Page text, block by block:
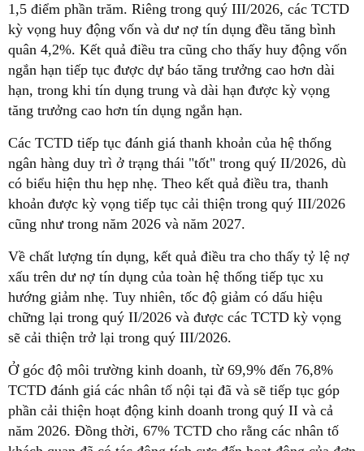
1,5 điểm phần trăm. Riêng trong quý III/2026, các TCTD
kỳ vọng huy động vốn và dư nợ tín dụng đều tăng bình
quân 4,2%. Kết quả điều tra cũng cho thấy huy động vốn
ngắn hạn tiếp tục được dự báo tăng trưởng cao hơn dài
hạn, trong khi tín dụng trung và dài hạn được kỳ vọng
tăng trưởng cao hơn tín dụng ngắn hạn.
Các TCTD tiếp tục đánh giá thanh khoản của hệ thống
ngân hàng duy trì ở trạng thái "tốt" trong quý II/2026, dù
có biểu hiện thu hẹp nhẹ. Theo kết quả điều tra, thanh
khoản được kỳ vọng tiếp tục cải thiện trong quý III/2026
cũng như trong năm 2026 và năm 2027.
Về chất lượng tín dụng, kết quả điều tra cho thấy tỷ lệ nợ
xấu trên dư nợ tín dụng của toàn hệ thống tiếp tục xu
hướng giảm nhẹ. Tuy nhiên, tốc độ giảm có dấu hiệu
chững lại trong quý II/2026 và được các TCTD kỳ vọng
sẽ cải thiện trở lại trong quý III/2026.
Ở góc độ môi trường kinh doanh, từ 69,9% đến 76,8%
TCTD đánh giá các nhân tố nội tại đã và sẽ tiếp tục góp
phần cải thiện hoạt động kinh doanh trong quý II và cả
năm 2026. Đồng thời, 67% TCTD cho rằng các nhân tố